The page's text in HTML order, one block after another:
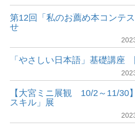
第12回「私のお薦め本コンテ
せ
「やさしい日本語」基礎講座
【大宮ミニ展観 10/2～11/30
スキル」展